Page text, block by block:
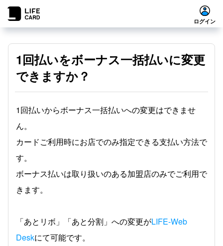
ログイン
1回払いをボーナス一括払いに変更
できますか？
1回払いからボーナス一括払いへの変更はできませ
ん。
カードご利用時にお店でのみ指定できる支払い方法で
す。
ボーナス払いは取り扱いのある加盟店のみでご利用で
きます。
「あとリボ」「あと分割」への変更がLIFE-Web
Deskにて可能です。